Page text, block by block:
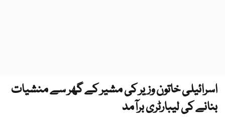
اسرائیلی خاتون وزیر کی مشیر کے گھر سے منشیات
بنانے کی لیبارٹری برآمد